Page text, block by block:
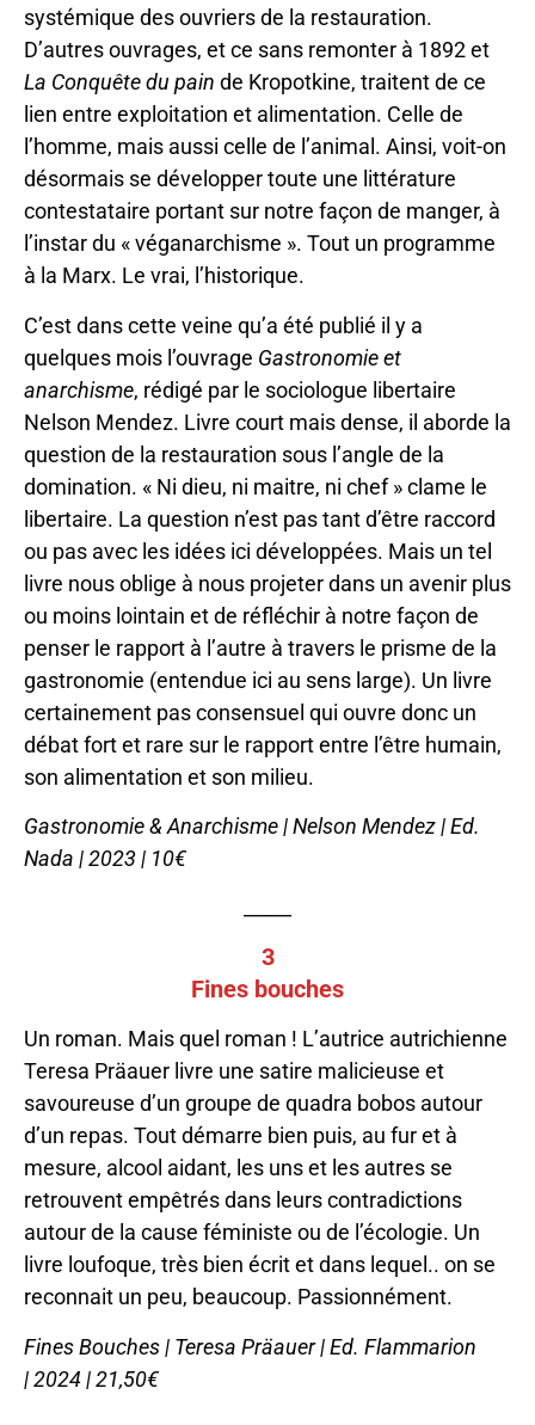
systémique des ouvriers de la restauration.
D’autres ouvrages, et ce sans remonter à 1892 et
La Conquête du pain de Kropotkine, traitent de ce
lien entre exploitation et alimentation. Celle de
l’homme, mais aussi celle de l’animal. Ainsi, voit-on
désormais se développer toute une littérature
contestataire portant sur notre façon de manger, à
l’instar du « véganarchisme ». Tout un programme
à la Marx. Le vrai, l’historique.
C’est dans cette veine qu’a été publié il y a
quelques mois l’ouvrage Gastronomie et
anarchisme, rédigé par le sociologue libertaire
Nelson Mendez. Livre court mais dense, il aborde la
question de la restauration sous l’angle de la
domination. « Ni dieu, ni maitre, ni chef » clame le
libertaire. La question n’est pas tant d’être raccord
ou pas avec les idées ici développées. Mais un tel
livre nous oblige à nous projeter dans un avenir plus
ou moins lointain et de réfléchir à notre façon de
penser le rapport à l’autre à travers le prisme de la
gastronomie (entendue ici au sens large). Un livre
certainement pas consensuel qui ouvre donc un
débat fort et rare sur le rapport entre l’être humain,
son alimentation et son milieu.
Gastronomie & Anarchisme | Nelson Mendez | Ed.
Nada | 2023 | 10€
3
Fines bouches
Un roman. Mais quel roman ! L’autrice autrichienne
Teresa Präauer livre une satire malicieuse et
savoureuse d’un groupe de quadra bobos autour
d’un repas. Tout démarre bien puis, au fur et à
mesure, alcool aidant, les uns et les autres se
retrouvent empêtrés dans leurs contradictions
autour de la cause féministe ou de l’écologie. Un
livre loufoque, très bien écrit et dans lequel.. on se
reconnait un peu, beaucoup. Passionnément.
Fines Bouches | Teresa Präauer | Ed. Flammarion
| 2024 | 21,50€